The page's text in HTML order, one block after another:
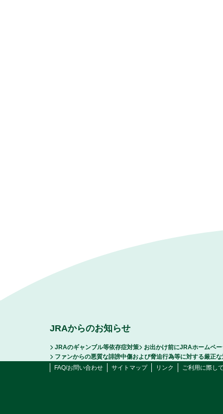
JRAからのお知らせ
JRAのギャンブル等依存症対策
お出かけ前にJRAホームペ
ファンからの悪質な誹謗中傷および脅迫行為等に対する厳正
FAQ/お問い合わせ
サイトマップ リンク ご利用に際し